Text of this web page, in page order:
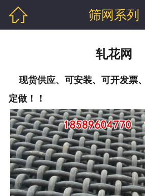
 筛网系列
轧花网
现货供应、可安装、可开发票
定做！！